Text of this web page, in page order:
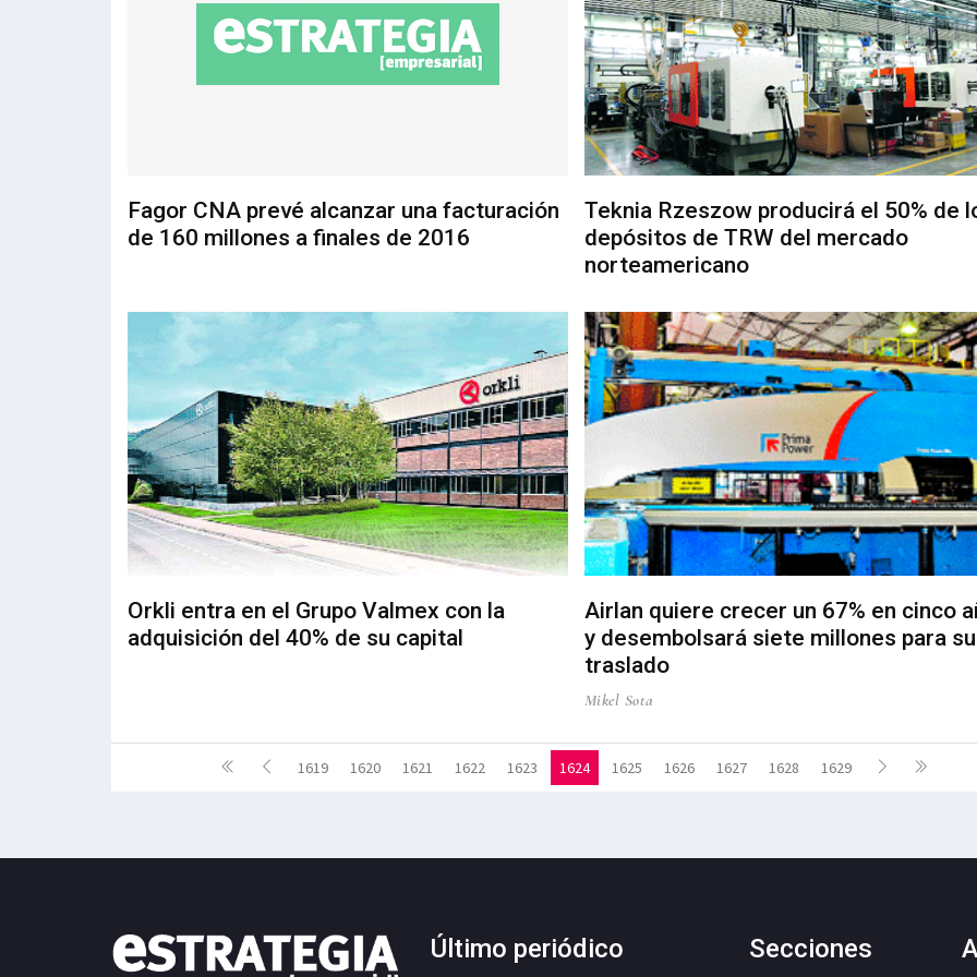
Fagor CNA prevé alcanzar una facturación
de 160 millones a finales de 2016
Teknia Rzeszow producirá el 50% de
depósitos de TRW del mercado
norteamericano
Orkli entra en el Grupo Valmex con la
adquisición del 40% de su capital
Airlan quiere crecer un 67% en cinco
y desembolsará siete millones para su
traslado
Mikel Sota
1619 1620 1621 1622 1623 1624 1625 1626 1627 1628 1629
Último periódico Secciones